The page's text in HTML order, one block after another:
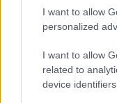
I want to allow
personalized
I want to allow
related to
device identifiers
területeket átölelő
központi Coda
megfelelő új
modellezés,
megoldások, amelyek
egyre növekvő
igyekezek megfelelni